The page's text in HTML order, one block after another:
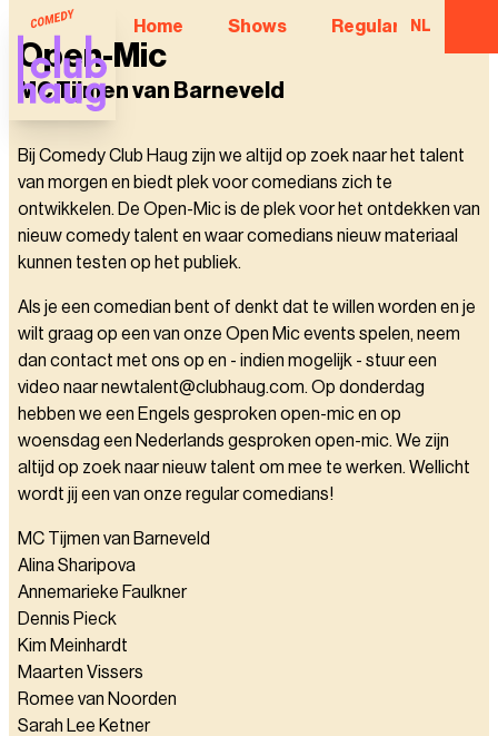
Home Shows Regular NL
Open-Mic
MC Tijmen van Barneveld
Bij Comedy Club Haug zijn we altijd op zoek naar het talent
van morgen en biedt plek voor comedians zich te
ontwikkelen. De Open-Mic is de plek voor het ontdekken van
nieuw comedy talent en waar comedians nieuw materiaal
kunnen testen op het publiek.
Als je een comedian bent of denkt dat te willen worden en je
wilt graag op een van onze Open Mic events spelen, neem
dan contact met ons op en - indien mogelijk - stuur een
video naar newtalent@clubhaug.com. Op donderdag
hebben we een Engels gesproken open-mic en op
woensdag een Nederlands gesproken open-mic. We zijn
altijd op zoek naar nieuw talent om mee te werken. Wellicht
wordt jij een van onze regular comedians!
MC Tijmen van Barneveld
Alina Sharipova
Annemarieke Faulkner
Dennis Pieck
Kim Meinhardt
Maarten Vissers
Romee van Noorden
Sarah Lee Ketner